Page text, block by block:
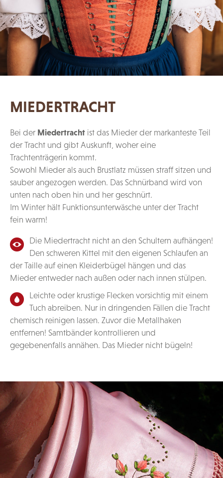
MIEDERTRACHT
Bei der Miedertracht ist das Mieder der markanteste Teil
der Tracht und gibt Auskunft, woher eine
Trachtenträgerin kommt.
Sowohl Mieder als auch Brustlatz müssen straff sitzen und
sauber angezogen werden. Das Schnürband wird von
unten nach oben hin und her geschnürt.
Im Winter hält Funktionsunterwäsche unter der Tracht
fein warm!
Die Miedertracht nicht an den Schultern aufhängen!
Den schweren Kittel mit den eigenen Schlaufen an
der Taille auf einen Kleiderbügel hängen und das
Mieder entweder nach außen oder nach innen stülpen.
Leichte oder krustige Flecken vorsichtig mit einem
Tuch abreiben. Nur in dringenden Fällen die Tracht
chemisch reinigen lassen. Zuvor die Metallhaken
entfernen! Samtbänder kontrollieren und
gegebenenfalls annähen. Das Mieder nicht bügeln!